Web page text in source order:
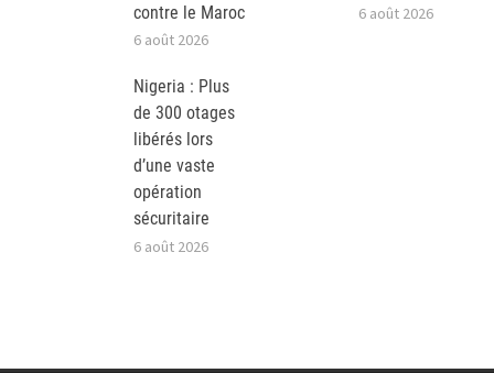
contre le Maroc
6 août 2026
6 août 2026
Nigeria : Plus
de 300 otages
libérés lors
d’une vaste
opération
sécuritaire
6 août 2026